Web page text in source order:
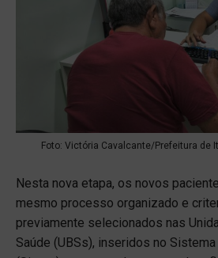
Foto: Victória Cavalcante/Prefeitura de
Nesta nova etapa, os novos
mesmo processo organizado e
previamente selecionados nas
Saúde (UBSs), inseridos no